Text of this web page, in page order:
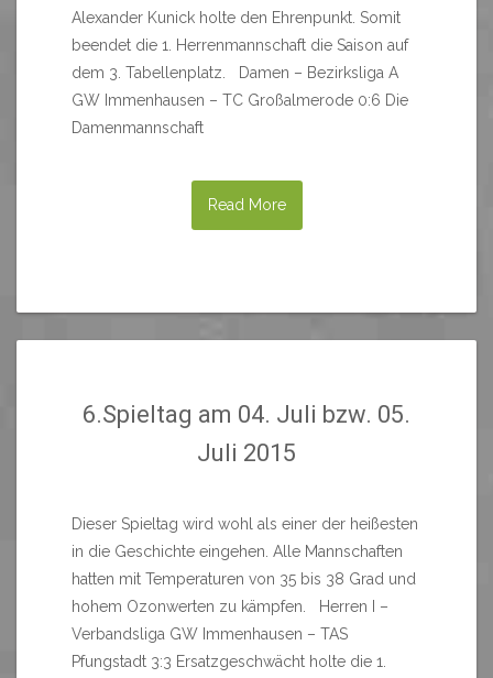
Alexander Kunick holte den Ehrenpunkt. Somit
beendet die 1. Herrenmannschaft die Saison auf
dem 3. Tabellenplatz. Damen – Bezirksliga A
GW Immenhausen – TC Großalmerode 0:6 Die
Damenmannschaft
Read More
6.Spieltag am 04. Juli bzw. 05.
Juli 2015
Dieser Spieltag wird wohl als einer der heißesten
in die Geschichte eingehen. Alle Mannschaften
hatten mit Temperaturen von 35 bis 38 Grad und
hohem Ozonwerten zu kämpfen. Herren I –
Verbandsliga GW Immenhausen – TAS
Pfungstadt 3:3 Ersatzgeschwächt holte die 1.